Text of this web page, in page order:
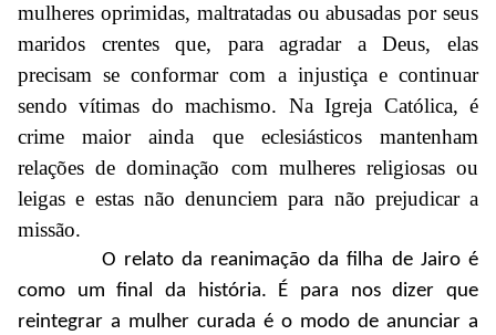
mulheres oprimidas, maltratadas ou abusadas por seus
maridos crentes que, para agradar a Deus, elas
precisam se conformar com a injustiça e continuar
sendo vítimas do machismo. Na Igreja Católica, é
crime maior ainda que eclesiásticos mantenham
relações de dominação com mulheres religiosas ou
leigas e estas não denunciem para não prejudicar a
missão.
O relato da reanimação da filha de Jairo é
como um final da história. É para nos dizer que
reintegrar a mulher curada é o modo de anunciar a